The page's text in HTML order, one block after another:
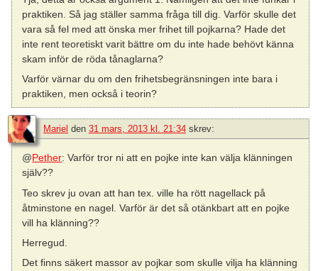
praktiken. Så jag ställer samma fråga till dig. Varför skulle det
vara så fel med att önska mer frihet till pojkarna? Hade det
inte rent teoretiskt varit bättre om du inte hade behövt känna
skam inför de röda tånaglarna?
Varför värnar du om den frihetsbegränsningen inte bara i
praktiken, men också i teorin?
Mariel den 31 mars, 2013 kl. 21:34 skrev:
@Pether: Varför tror ni att en pojke inte kan välja klänningen
själv??
Teo skrev ju ovan att han tex. ville ha rött nagellack på
åtminstone en nagel. Varför är det så otänkbart att en pojke
vill ha klänning??
Herregud.
Det finns säkert massor av pojkar som skulle vilja ha klänning